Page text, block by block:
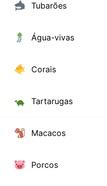
Tubarões
Água-vivas
Corais
Tartarugas
Macacos
Porcos